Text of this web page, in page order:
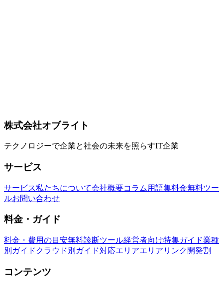
Agent Browser
Vercel
株式会社オブライト
テクノロジーで企業と社会の未来を照らすIT企業
サービス
サービス私たちについて会社概要コラム 用語集料金無料ツー
ルお問い合わせ
料金・ガイド
料金・費用の目安無料診断ツール経営者向け特集ガイド業種
別ガイド クラウド別ガイド対応エリアエリアリンク開発割
コンテンツ